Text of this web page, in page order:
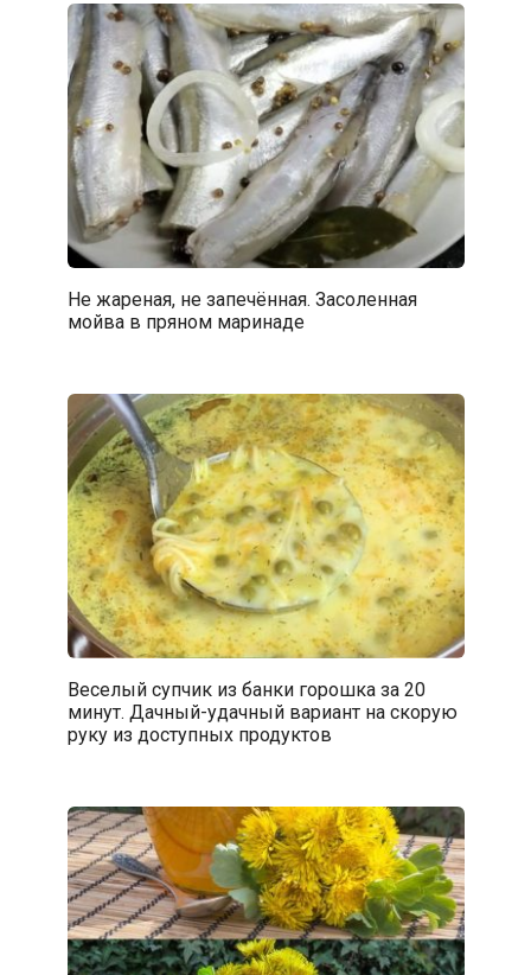
Не жареная, не запечённая. Засоленная
мойва в пряном маринаде
Веселый супчик из банки горошка за 20
минут. Дачный-удачный вариант на скорую
руку из доступных продуктов